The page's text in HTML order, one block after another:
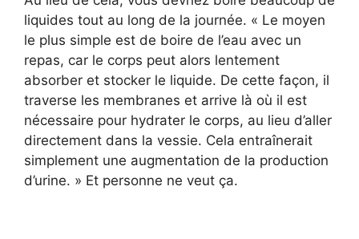
liquides tout au long de la journée. « Le moyen
le plus simple est de boire de l’eau avec un
repas, car le corps peut alors lentement
absorber et stocker le liquide. De cette façon, il
traverse les membranes et arrive là où il est
nécessaire pour hydrater le corps, au lieu d’aller
directement dans la vessie. Cela entraînerait
simplement une augmentation de la production
d’urine. » Et personne ne veut ça.